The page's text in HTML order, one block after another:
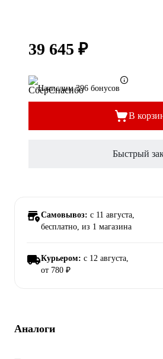
39 645 ₽
Начислим 396 бонусов
В
Быстрый
Самовывоз: c 11 августа,
бесплатно, из 1 магазина
Курьером: c 12 августа,
от 780 ₽
Аналоги